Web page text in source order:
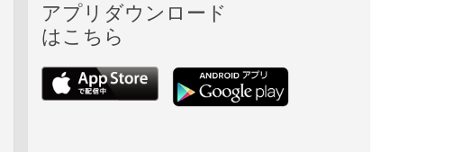
アプリダウンロード
はこちら